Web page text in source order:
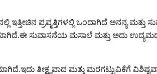
ಇತ್ತೀಚಿನ ಪ್ರವೃತ್ತಿಗಳಲ್ಲಿ ಒಂದಾಗಿದೆ ಅನನ್ಯ
ಸುವಾಸನೆಯ ಮಸಾಲೆ ಮತ್ತು ಅದು ಉದ್ಯಮದಲ್ಲಿ
ತೀಕ್ಷ್ಣವಾದ ಮತ್ತು ಮರಗಟ್ಟುವಿಕೆಗೆ